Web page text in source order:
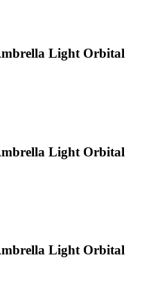
Light Orbital
Light Orbital
Light Orbital